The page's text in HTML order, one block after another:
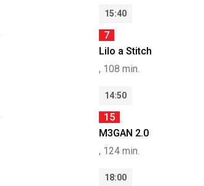
15:40
7
Lilo a Stitch
, 108 min.
14:50
15
M3GAN 2.0
, 124 min.
18:00